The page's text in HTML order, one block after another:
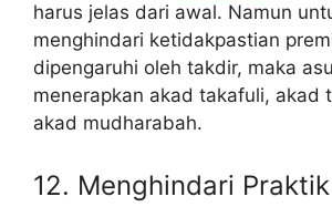
harus jelas dari awal. Namun
menghindari ketidakpastian
dipengaruhi oleh takdir, maka
menerapkan akad takafuli, akad
akad mudharabah.
12. Menghindari